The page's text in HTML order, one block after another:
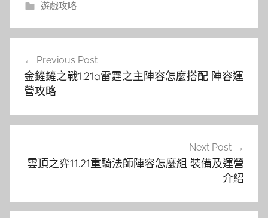
遊戲攻略
章
覽
Previous Post
金鏟鏟之戰1.21a雷霆之主陣容怎麼搭配 陣容運
營攻略
Next Post
雲頂之弈11.21重騎法師陣容怎麼組 裝備及運營
介紹